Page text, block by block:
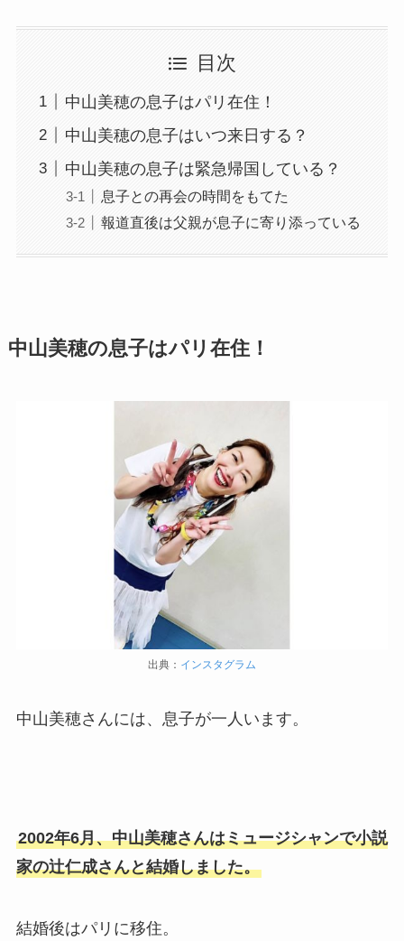
目次
中山美穂の息子はパリ在住！
中山美穂の息子はいつ来日する？
中山美穂の息子は緊急帰国している？
息子との再会の時間をもてた
報道直後は父親が息子に寄り添っている
中山美穂の息子はパリ在住！
出典： インスタグラム
中山美穂さんには、息子が一人います。
2002年6月、中山美穂さんはミュージシャンで小説
家の辻仁成さんと結婚しました。
結婚後はパリに移住。